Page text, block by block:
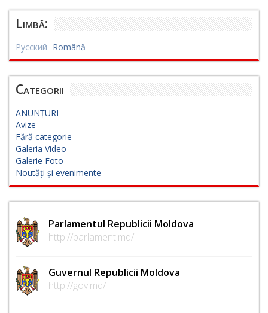
Limbă:
Русский Română
Categorii
ANUNȚURI
Avize
Fără categorie
Galeria Video
Galerie Foto
Noutăți și evenimente
Parlamentul Republicii Moldova
http://parlament.md/
Guvernul Republicii Moldova
http://gov.md/